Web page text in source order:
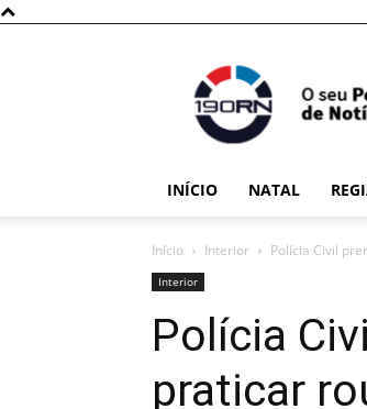
INÍCIO NATAL
Início Interior Polícia Civil
Interior
Polícia
praticar